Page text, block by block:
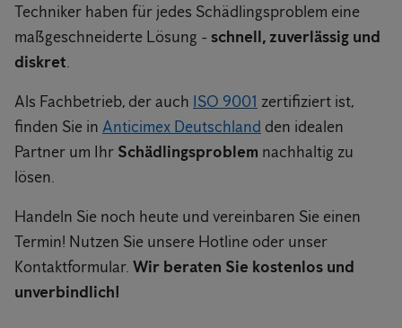
Techniker haben für jedes Schädlingsproblem eine
maßgeschneiderte Lösung - schnell, zuverlässig und
diskret.
Als Fachbetrieb, der auch ISO 9001 zertifiziert ist,
finden Sie in Anticimex Deutschland den idealen
Partner um Ihr Schädlingsproblem nachhaltig zu
lösen.
Handeln Sie noch heute und vereinbaren Sie einen
Termin! Nutzen Sie unsere Hotline oder unser
Kontaktformular. Wir beraten Sie kostenlos und
unverbindlich!